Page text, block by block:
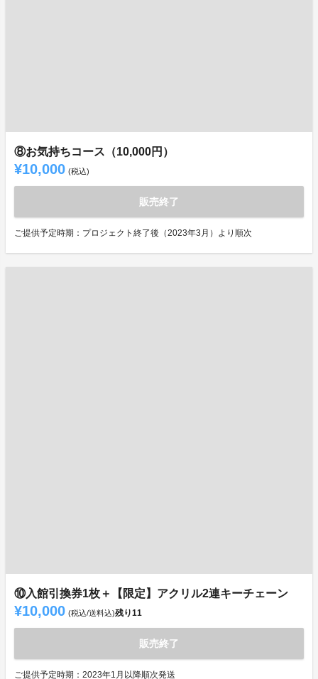
⑧お気持ちコース（10,000円）
¥10,000 (税込)
販売終了
ご提供予定時期：プロジェクト終了後（2023年3月）より順次
⑩入館引換券1枚＋【限定】アクリル2連キーチェーン
¥10,000 (税込/送料込)残り11
販売終了
ご提供予定時期：2023年1月以降順次発送